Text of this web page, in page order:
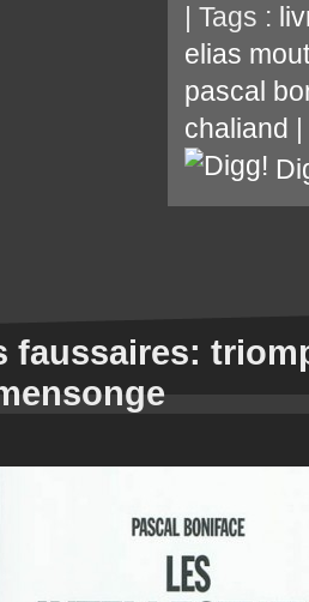
| Tags :
elias
pascal
chaliand |
faussaires: